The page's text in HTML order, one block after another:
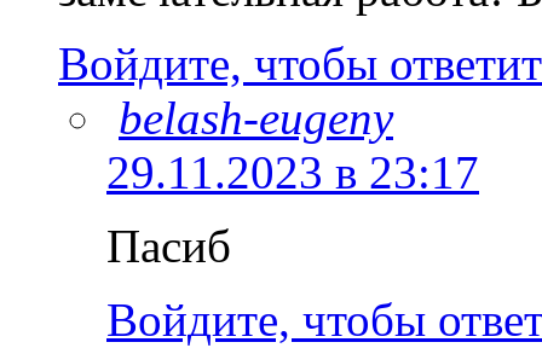
Войдите, чтобы
belash-eugeny
29.11.2023 в 23:17
Пасиб
Войдите, чтобы